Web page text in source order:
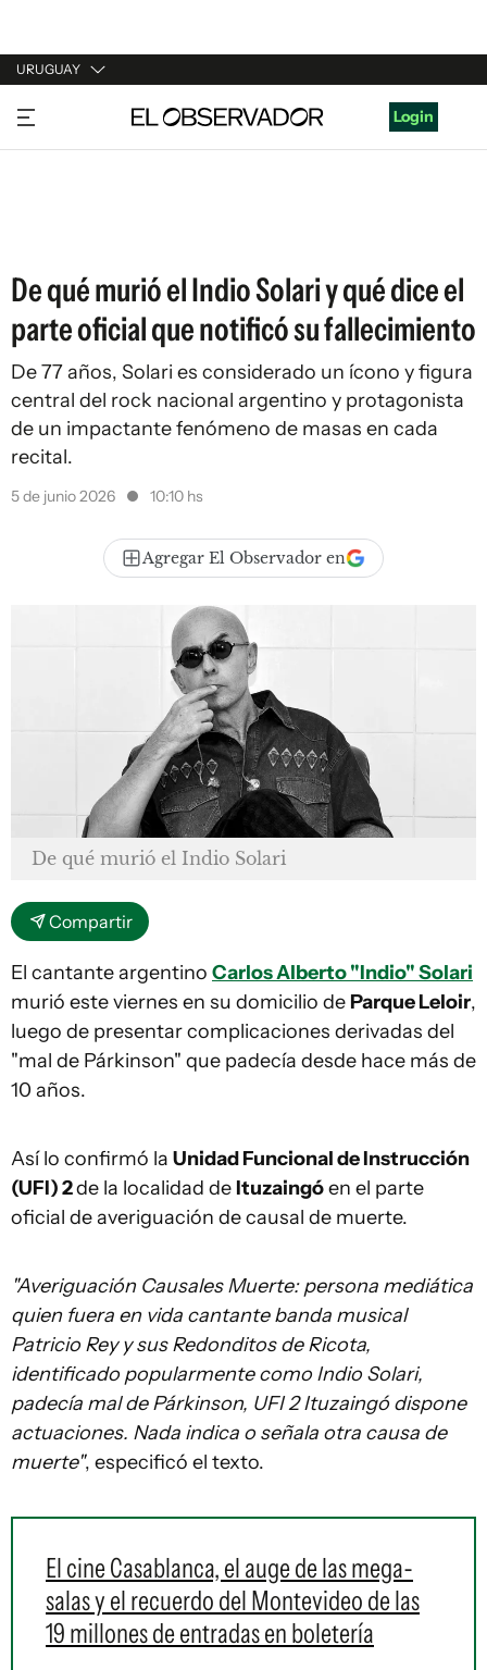
URUGUAY
URUGUAY
ARGENTINA
Login
De qué murió el Indio Solari y qué dice el
parte oficial que notificó su fallecimiento
De 77 años, Solari es considerado un ícono y figura
central del rock nacional argentino y protagonista
de un impactante fenómeno de masas en cada
recital.
5 de junio 2026 10:10 hs
Agregar El Observador en
De qué murió el Indio Solari
Compartir
El cantante argentino Carlos Alberto "Indio" Solari
murió este viernes en su domicilio de Parque Leloir,
luego de presentar complicaciones derivadas del
"mal de Párkinson" que padecía desde hace más de
10 años.
Así lo confirmó la Unidad Funcional de Instrucción
(UFI) 2de la localidad de Ituzaingóen el parte
oficial de averiguación de causal de muerte.
"Averiguación Causales Muerte: persona mediática
quien fuera en vida cantante banda musical
Patricio Rey y sus Redonditos de Ricota,
identificado popularmente como Indio Solari,
padecía mal de Párkinson, UFI 2 Ituzaingó dispone
actuaciones. Nada indica o señala otra causa de
muerte", especificó el texto.
El cine Casablanca, el auge de las mega-
salas y el recuerdo del Montevideo de las
19 millones de entradas en boletería